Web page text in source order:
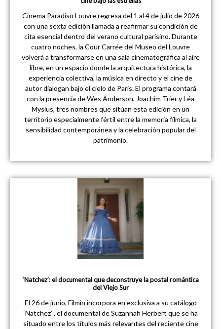
Cinema Paradiso Louvre regresa del 1 al 4 de julio de 2026
con una sexta edición llamada a reafirmar su condición de
cita esencial dentro del verano cultural parisino. Durante
cuatro noches, la Cour Carrée del Museo del Louvre
volverá a transformarse en una sala cinematográfica al aire
libre, en un espacio donde la arquitectura histórica, la
experiencia colectiva, la música en directo y el cine de
autor dialogan bajo el cielo de París. El programa contará
con la presencia de Wes Anderson, Joachim Trier y Léa
Mysius, tres nombres que sitúan esta edición en un
territorio especialmente fértil entre la memoria fílmica, la
sensibilidad contemporánea y la celebración popular del
patrimonio.
‘Natchez’: el documental que deconstruye la postal romántica
del Viejo Sur
El 26 de junio, Filmin incorpora en exclusiva a su catálogo
‘Natchez’ , el documental de Suzannah Herbert que se ha
situado entre los títulos más relevantes del reciente cine